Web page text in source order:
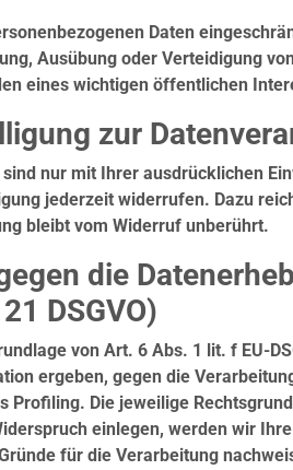
Daten
Ausübung oder Verteidigung
eines wichtigen öffentlichen
zur
nur mit Ihrer ausdrücklichen
jederzeit widerrufen. Dazu
bleibt vom Widerruf unberührt.
die
DSGVO)
von Art. 6 Abs. 1 lit. f EU-
ergeben, gegen die
Profiling. Die jeweilige
einlegen, werden wir
für die Verarbeitung